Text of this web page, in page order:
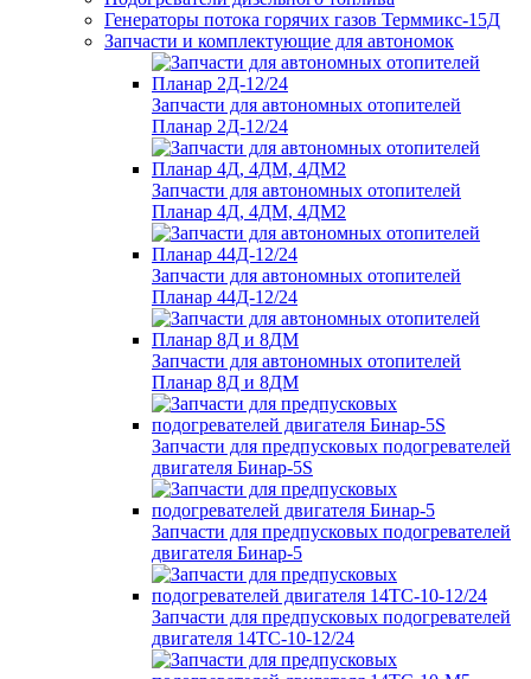
Генераторы потока горячих газов Терммикс-15Д
Запчасти и комплектующие для автономок
Запчасти для автономных отопителей
Планар 2Д-12/24
Запчасти для автономных отопителей
Планар 4Д, 4ДМ, 4ДМ2
Запчасти для автономных отопителей
Планар 44Д-12/24
Запчасти для автономных отопителей
Планар 8Д и 8ДМ
Запчасти для предпусковых подогревателей
двигателя Бинар-5S
Запчасти для предпусковых подогревателей
двигателя Бинар-5
Запчасти для предпусковых подогревателей
двигателя 14ТС-10-12/24